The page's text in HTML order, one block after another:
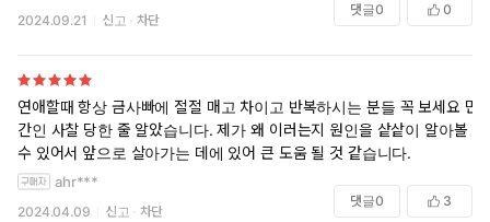
2024.09.21 신고 차단
댓글0 0
연애할때 항상 금사빠에 절절 매고 차이고 반복하시는 분들 꼭 보세요 민
간인 사찰 당한 줄 알았습니다. 제가 왜 이러는지 원인을 샅샅이 알아볼
수 있어서 앞으로 살아가는 데에 있어 큰 도움 될 것 같습니다.
ahr***
2024.04.09 신고 차단
댓글0 3